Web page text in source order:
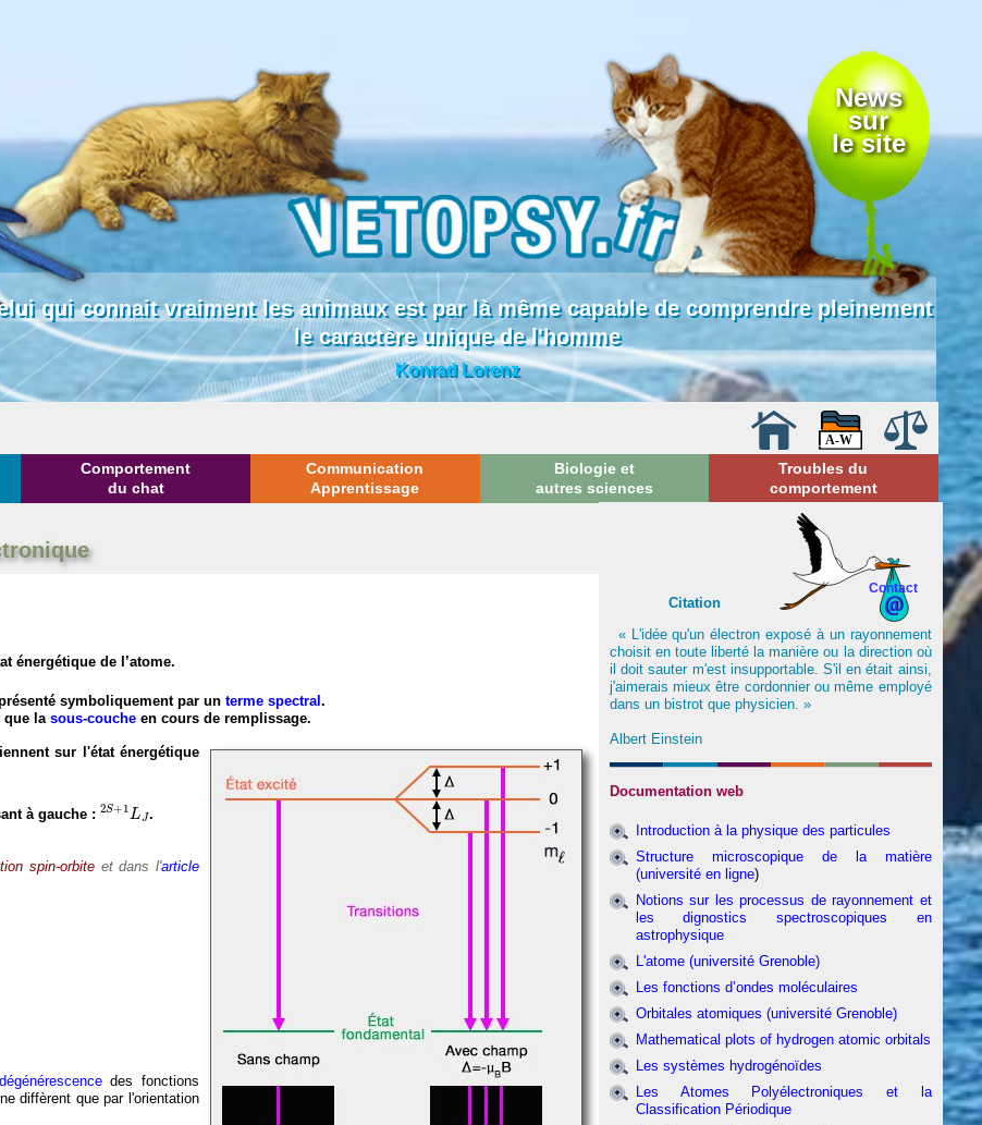
News
sur
le site
qui connait vraiment les animaux est par là même capable de comprendre pleinement
le caractère unique de l'homme
Konrad Lorenz
Comportement
du chat
Communication
Apprentissage
Biologie et
autres sciences
Troubles du
comportement
énergétique de l’atome.
symboliquement par unterme spectral.
que lasous-couche en cours de remplissage.
sur l'état énergétique
à gauche : 2S+1 LJ
2S + 1L
.
spin-orbite et dans l'article
dégénérescencedes fonctions
diffèrent que par l'orientation
Contact
Citation
« L'idée qu'un électron exposé à un rayonnement
choisit en toute liberté la manière ou la direction où
il doit sauter m'est insupportable. S'il en était ainsi,
j'aimerais mieux être cordonnier ou même employé
dans un bistrot que physicien. »
Albert Einstein
Documentation web
Introduction à la physique des particules
Structure microscopique de la matière
(université en ligne)
Notions sur les processus de rayonnement et
les dignostics spectroscopiques en
astrophysique
L'atome (université Grenoble)
Les fonctions d’ondes moléculaires
Orbitales atomiques (université Grenoble)
Mathematical plots of hydrogen atomic orbitals
Les systèmes hydrogénoïdes
Les Atomes Polyélectroniques et la
Classification Périodique